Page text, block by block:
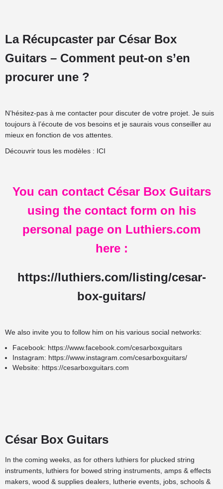
La Récupcaster par César Box
Guitars – Comment peut-on s’en
procurer une ?
N’hésitez-pas à me contacter pour discuter de votre projet. Je suis
toujours à l’écoute de vos besoins et je saurais vous conseiller au
mieux en fonction de vos attentes.
Découvrir tous les modèles : ICI
You can contact César Box Guitars
using the contact form on his
personal page on Luthiers.com
here:
https://luthiers.com/listing/cesar-
box-guitars/
We also invite you to follow him on his various social networks:
Facebook: https://www.facebook.com/cesarboxguitars
Instagram: https://www.instagram.com/cesarboxguitars/
Website: https://cesarboxguitars.com
César Box Guitars
In the coming weeks, as for others luthiers for plucked string
instruments, luthiers for bowed string instruments, amps & effects
makers, wood & supplies dealers, lutherie events, jobs, schools &